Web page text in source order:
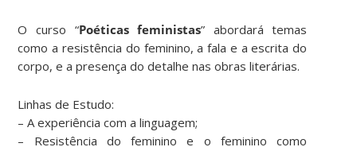
O curso “Poéticas feministas” abordará temas
como a resistência do feminino, a fala e a escrita do
corpo, e a presença do detalhe nas obras literárias.
Linhas de Estudo:
– A experiência com a linguagem;
– Resistência do feminino e o feminino como